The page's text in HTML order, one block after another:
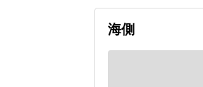
海側